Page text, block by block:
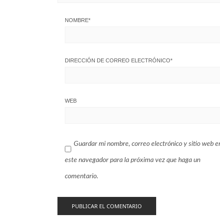
NOMBRE*
DIRECCIÓN DE CORREO ELECTRÓNICO*
WEB
Guardar mi nombre, correo electrónico y sitio web
este navegador para la próxima vez que haga un
comentario.